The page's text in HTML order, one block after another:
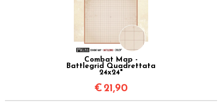
Combat Map -
Battlegrid Quadrettata
24x24"
€ 21,90